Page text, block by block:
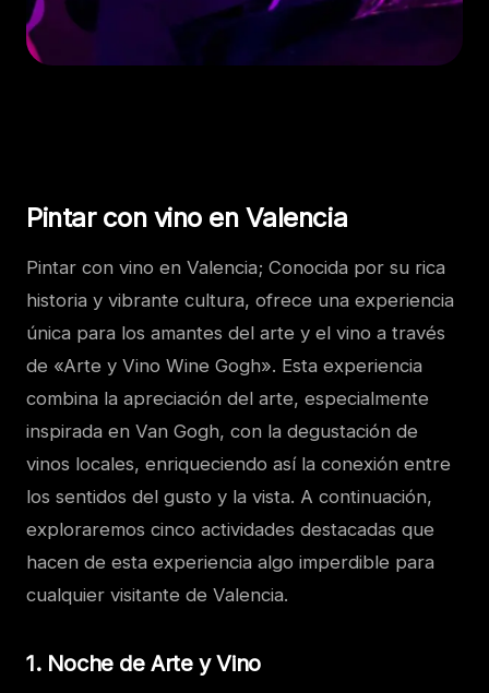
Pintar con vino en Valencia
Pintar con vino en Valencia; Conocida por su rica
historia y vibrante cultura, ofrece una experiencia
única para los amantes del arte y el vino a través
de «Arte y Vino Wine Gogh». Esta experiencia
combina la apreciación del arte, especialmente
inspirada en Van Gogh, con la degustación de
vinos locales, enriqueciendo así la conexión entre
los sentidos del gusto y la vista. A continuación,
exploraremos cinco actividades destacadas que
hacen de esta experiencia algo imperdible para
cualquier visitante de Valencia.
1. Noche de Arte y Vino